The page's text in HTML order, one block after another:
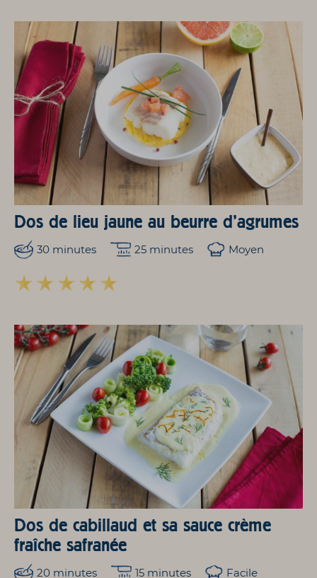
Dos de lieu jaune au beurre d’agrumes
30 minutes 25 minutes Moyen
Dos de cabillaud et sa sauce crème
fraîche safranée
20 minutes 15 minutes Facile